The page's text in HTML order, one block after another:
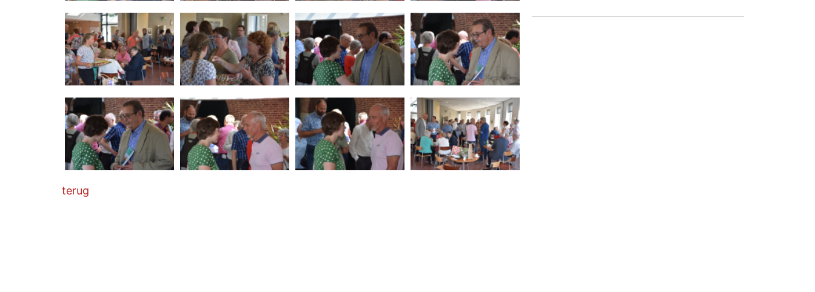
terug